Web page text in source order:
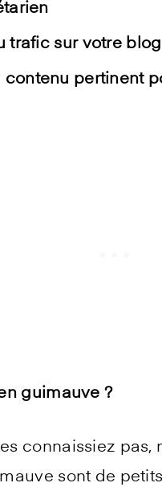
trafic sur votre
pertinent
guimauve ?
connaissiez pas,
sont de